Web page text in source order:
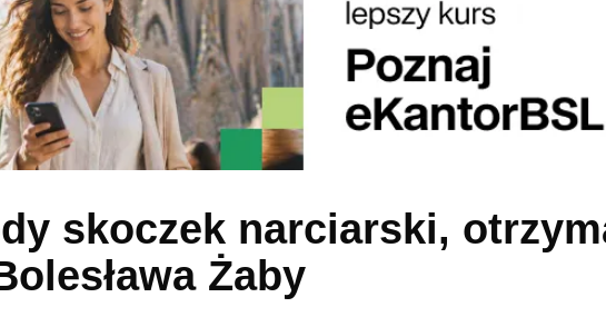
skoczek narciarski,
Żaby